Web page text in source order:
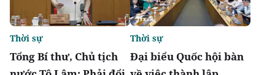
Tổng Bí thư, Chủ tịch
Thời sự
Đại biểu Quốc hội bàn
Thời sự